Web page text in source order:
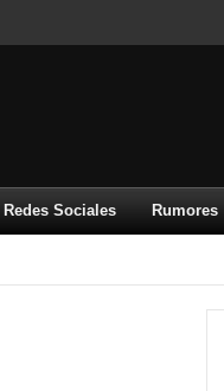
Redes Sociales Rumores